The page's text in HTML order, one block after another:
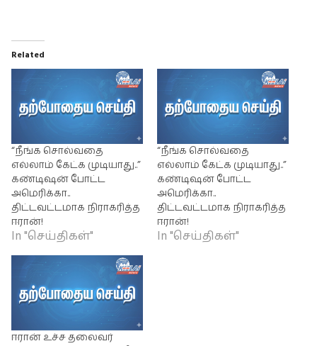
Related
“நீங்க சொல்வதை
எல்லாம் கேட்க முடியாது..”
கண்டிஷன் போட்ட
அமெரிக்கா..
திட்டவட்டமாக நிராகரித்த
ஈரான்!
In "செய்திகள்"
“நீங்க சொல்வதை
எல்லாம் கேட்க முடியாது..”
கண்டிஷன் போட்ட
அமெரிக்கா..
திட்டவட்டமாக நிராகரித்த
ஈரான்!
In "செய்திகள்"
ஈரான் உச்ச தலைவர்